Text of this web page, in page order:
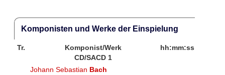
Komponisten und Werke der Einspielung
Tr. Komponist/Werk
hh:mm:ss
CD/SACD 1
Johann Sebastian Bach